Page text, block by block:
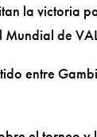
la victoria
Mundial de
entre